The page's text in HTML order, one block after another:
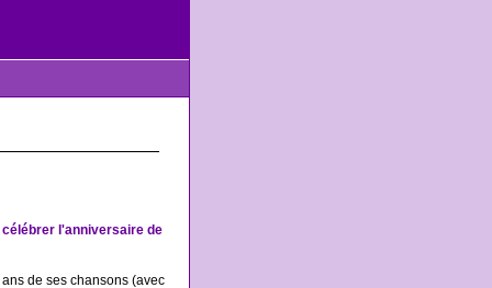
célébrer l'anniversaire de
de ses chansons (avec